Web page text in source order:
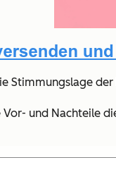
Stimmungslage
und Nachteile